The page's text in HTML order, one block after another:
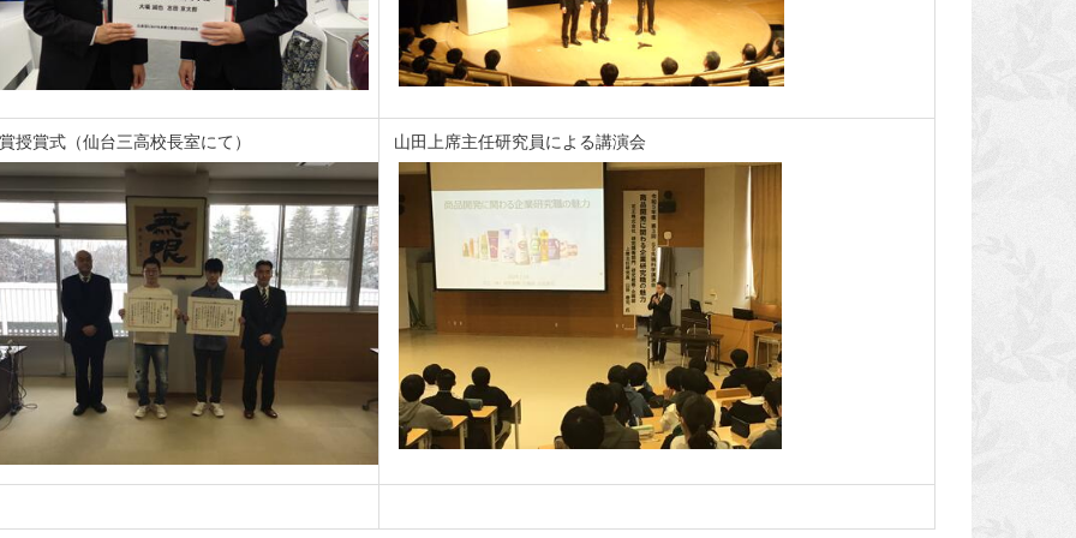
授賞式（仙台三高校長室にて） 山田上席主任研究員による講演会